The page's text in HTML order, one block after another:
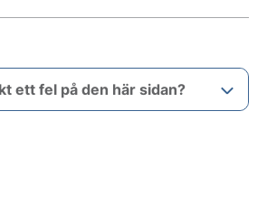
ett fel på den här sidan?